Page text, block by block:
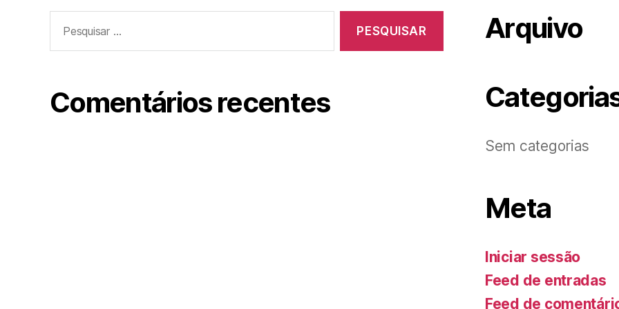
por:
Comentários recentes
Arquivo
Sem categorias
Meta
Iniciar sessão
Feed de entradas
Feed de